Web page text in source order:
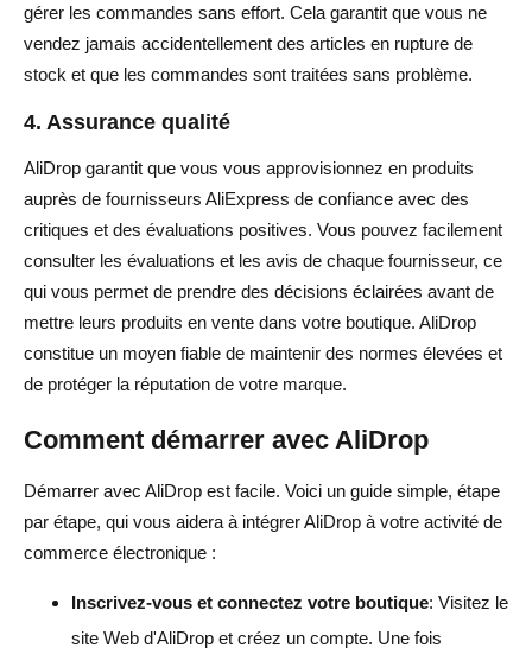
gérer les commandes sans effort. Cela garantit que vous ne
vendez jamais accidentellement des articles en rupture de
stock et que les commandes sont traitées sans problème.
4. Assurance qualité
AliDrop garantit que vous vous approvisionnez en produits
auprès de fournisseurs AliExpress de confiance avec des
critiques et des évaluations positives. Vous pouvez facilement
consulter les évaluations et les avis de chaque fournisseur, ce
qui vous permet de prendre des décisions éclairées avant de
mettre leurs produits en vente dans votre boutique. AliDrop
constitue un moyen fiable de maintenir des normes élevées et
de protéger la réputation de votre marque.
Comment démarrer avec AliDrop
Démarrer avec AliDrop est facile. Voici un guide simple, étape
par étape, qui vous aidera à intégrer AliDrop à votre activité de
commerce électronique :
Inscrivez-vous et connectez votre boutique: Visitez le
site Web d'AliDrop et créez un compte. Une fois